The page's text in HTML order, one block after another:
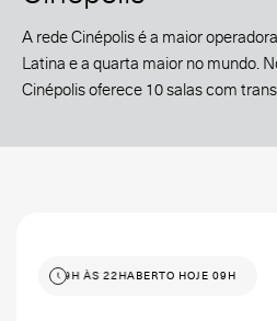
A rede Cinépolis é a maior
Latina e a quarta maior no mundo.
Cinépolis oferece 10 salas com
HOJE 09H ÀS 22HABERTO HOJE 09H ÀS 22H